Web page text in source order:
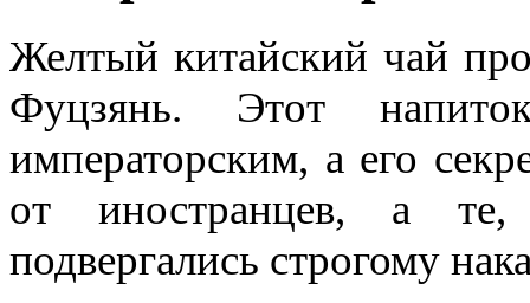
Желтый китайский чай
Фуцзянь. Этот
императорским, а его
от иностранцев, а
подвергались строгому